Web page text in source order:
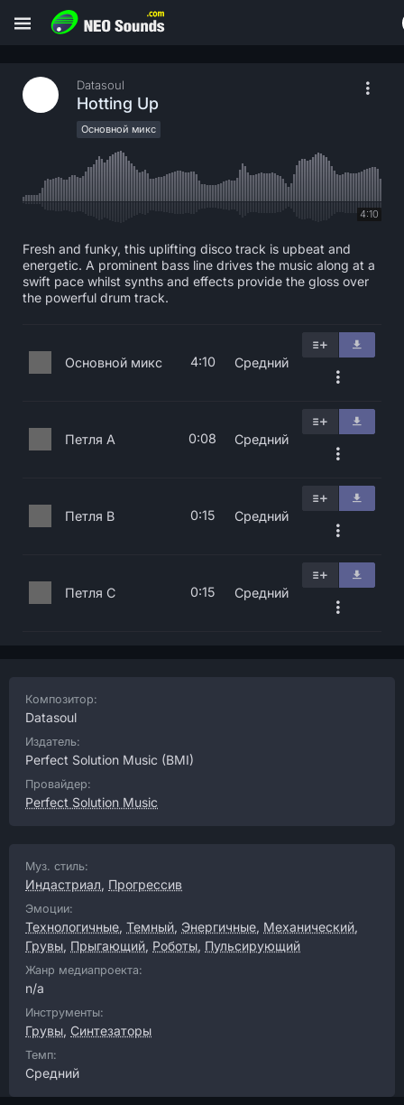
Datasoul
Hotting Up
Основной микс
4:10
Fresh and funky, this uplifting disco track is upbeat and
energetic. A prominent bass line drives the music along at a
swift pace whilst synths and effects provide the gloss over
the powerful drum track.
Основной микс 4:10 Средний
Петля A 0:08 Средний
Петля B 0:15 Средний
Петля C 0:15 Средний
Композитор:
Datasoul
Издатель:
Perfect Solution Music (BMI)
Провайдер:
Perfect Solution Music
Муз. стиль:
Индастриал, Прогрессив
Эмоции:
Технологичные, Темный, Энергичные, Механический,
Грувы, Прыгающий, Роботы, Пульсирующий
Жанр медиапроекта:
n/a
Инструменты:
Грувы, Синтезаторы
Темп:
Средний